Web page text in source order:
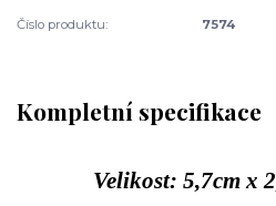
Číslo produktu: 7574
Kompletní specifikace
Velikost: 5,7cm x